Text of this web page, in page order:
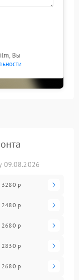
Вы
09.08.2026
3280 р
2480 р
2680 р
2830 р
2680 р